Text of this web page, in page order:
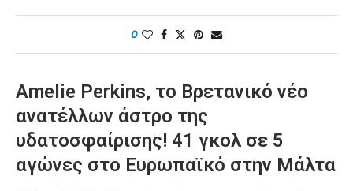
0
Amelie Perkins, το Βρετανικό νέο
ανατέλλων άστρο της
υδατοσφαίρισης! 41 γκολ σε 5
αγώνες στο Ευρωπαϊκό στην Μάλτα